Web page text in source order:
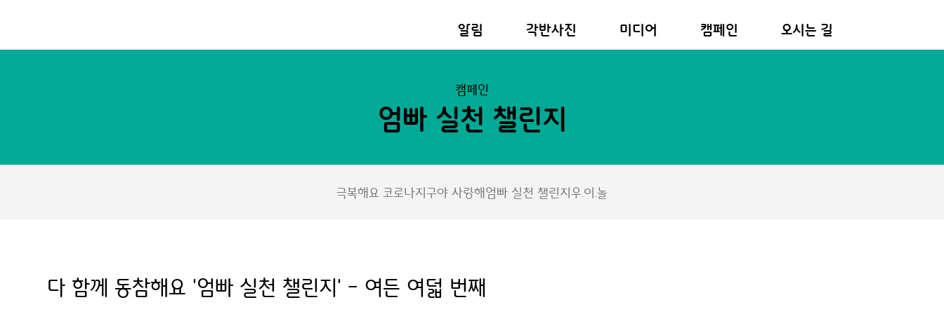
알림 각반사진 미디어 캠페인 오시는 길
캠페인
엄빠 실천 챌린지
극복해요 코로나지구야 사랑해엄빠 실천 챌린지우.이.놀
다 함께 동참해요 '엄빠 실천 챌린지' - 여든 여덟 번째